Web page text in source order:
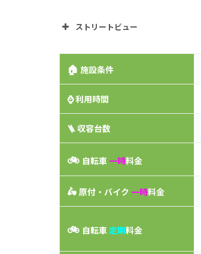
ストリートビュー
🏠 施設条件
⌚利用時間
🪜 収容台数
🚲 自転車 一時料金
🛵 原付・バイク 一時料金
🚲 自転車定期料金